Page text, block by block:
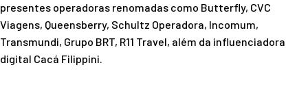
presentes operadoras renomadas como Butterfly, CVC
Viagens, Queensberry, Schultz Operadora, Incomum,
Transmundi, Grupo BRT, R11 Travel, além da influenciadora
digital Cacá Filippini.